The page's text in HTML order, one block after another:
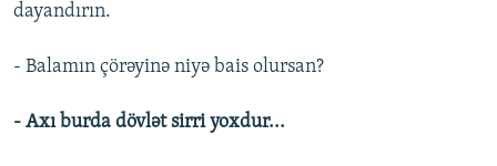
dayandırın.
- Balamın çörəyinə niyə bais olursan?
- Axı burda dövlət sirri yoxdur...